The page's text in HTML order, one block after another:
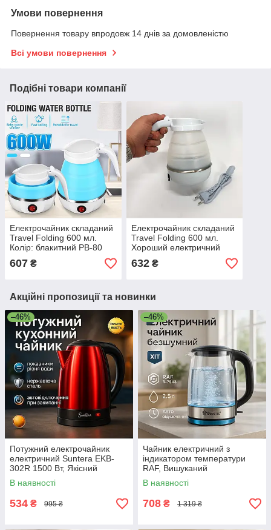
Умови повернення
Повернення товару впродовж 14 днів за домовленістю
Всі умови повернення
Подібні товари компанії
Електрочайник складаний
Travel Folding 600 мл.
Колір: блакитний PB-80
607 ₴
Електрочайник складаний
Travel Folding 600 мл.
Хороший електричний
чайник. Колір: білий AP-97
632₴
Акційні пропозиції та новинки
–46%
Потужний електрочайник
електричний Suntera EKB-
302R 1500 Вт, Якісний
електрочайник для кухні LS-
55
В наявності
534 ₴ 995 ₴
–46%
Чайник електричний з
індикатором температури
RAF, Вишуканий
електрочайник, Чайник для
нагрівання води TD-86
В наявності
708 ₴ 1 319 ₴